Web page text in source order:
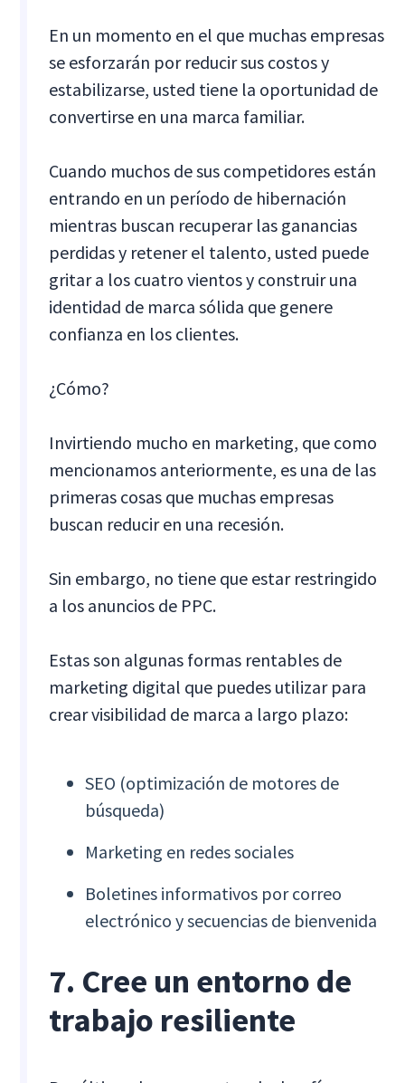
En un momento en el que muchas empresas
se esforzarán por reducir sus costos y
estabilizarse, usted tiene la oportunidad de
convertirse en una marca familiar.
Cuando muchos de sus competidores están
entrando en un período de hibernación
mientras buscan recuperar las ganancias
perdidas y retener el talento, usted puede
gritar a los cuatro vientos y construir una
identidad de marca sólida que genere
confianza en los clientes.
¿Cómo?
Invirtiendo mucho en marketing, que como
mencionamos anteriormente, es una de las
primeras cosas que muchas empresas
buscan reducir en una recesión.
Sin embargo, no tiene que estar restringido
a los anuncios de PPC.
Estas son algunas formas rentables de
marketing digital que puedes utilizar para
crear visibilidad de marca a largo plazo:
SEO (optimización de motores de
búsqueda)
Marketing en redes sociales
Boletines informativos por correo
electrónico y secuencias de bienvenida
7. Cree un entorno de
trabajo resiliente